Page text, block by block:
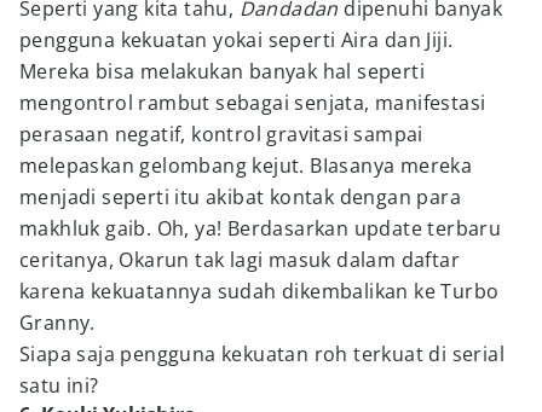
Seperti yang kita tahu, Dandadan dipenuhi banyak
pengguna kekuatan yokai seperti Aira dan Jiji.
Mereka bisa melakukan banyak hal seperti
mengontrol rambut sebagai senjata, manifestasi
perasaan negatif, kontrol gravitasi sampai
melepaskan gelombang kejut. BIasanya mereka
menjadi seperti itu akibat kontak dengan para
makhluk gaib. Oh, ya! Berdasarkan update terbaru
ceritanya, Okarun tak lagi masuk dalam daftar
karena kekuatannya sudah dikembalikan ke Turbo
Granny.
Siapa saja pengguna kekuatan roh terkuat di serial
satu ini?